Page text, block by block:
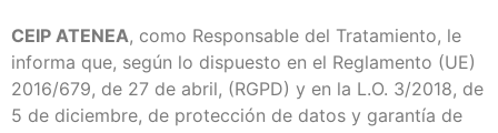
CEIP ATENEA, como Responsable del Tratamiento, le
informa que, según lo dispuesto en el Reglamento (UE)
2016/679, de 27 de abril, (RGPD) y en la L.O. 3/2018, de
5 de diciembre, de protección de datos y garantía de